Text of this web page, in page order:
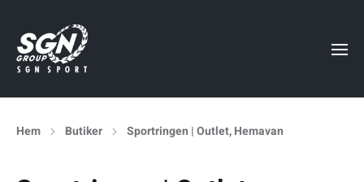
Hem Butiker Sportringen | Outlet, Hemavan